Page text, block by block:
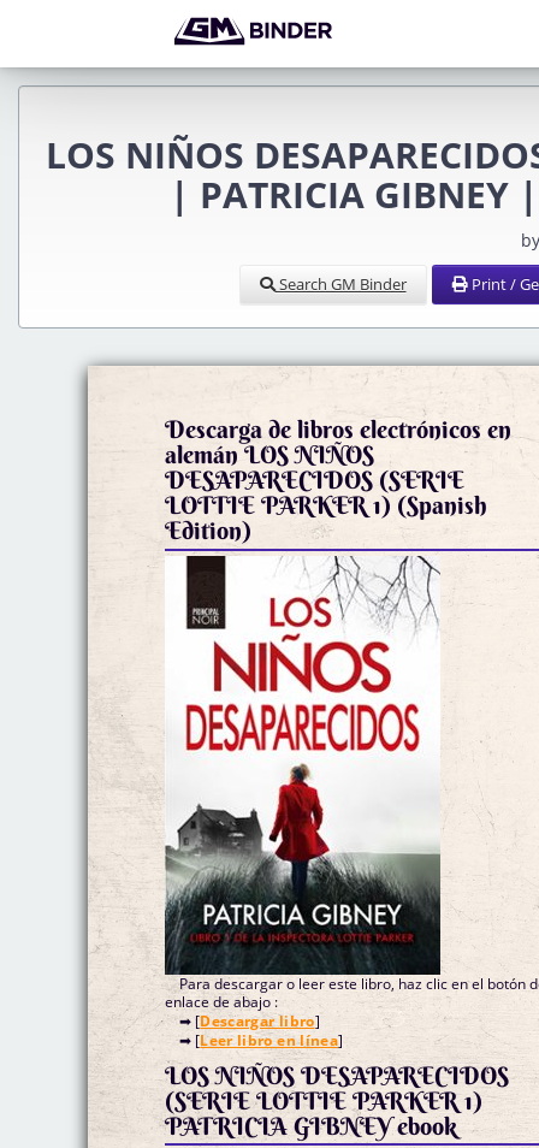
LOS NIÑOS
| PATRICIA
Search GM Binder Print /
Descarga de libros electrónicos en
alemán LOS NIÑOS
DESAPARECIDOS (SERIE
LOTTIE PARKER 1) (Spanish
Edition)
Para descargar o leer este libro, haz clic en el botón
enlace de abajo :
➡ [Descargar libro]
➡ [Leer libro en línea]
LOS NIÑOS DESAPARECIDOS
(SERIE LOTTIE PARKER 1)
PATRICIA GIBNEY ebook